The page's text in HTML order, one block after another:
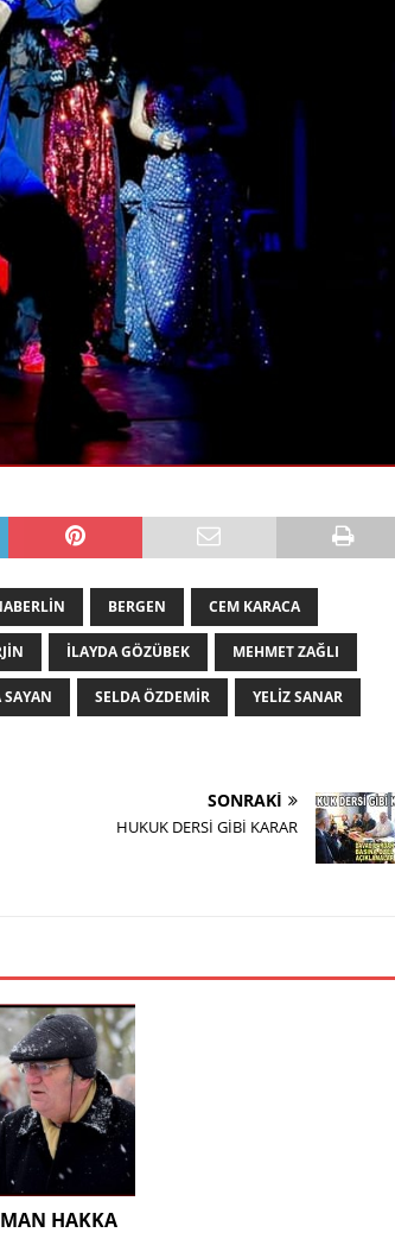
BERGEN CEM KARACA
İLAYDA GÖZÜBEK MEHMET ZAĞLI
SAYAN SELDA ÖZDEMIR YELIZ SANAR
SONRAKI
HUKUK DERSİ GİBİ KARAR
HAKKA